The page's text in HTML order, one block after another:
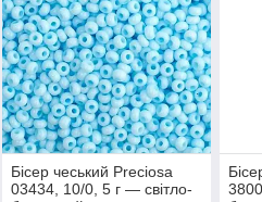
Бісер чеський Preciosa
03434, 10/0, 5 г — світло-